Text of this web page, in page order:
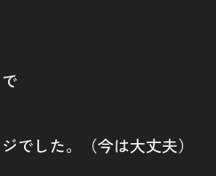
でした。（今は大丈夫）